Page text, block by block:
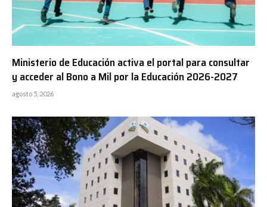
Ministerio de Educación activa el portal para consultar
y acceder al Bono a Mil por la Educación 2026-2027
agosto 5, 2026